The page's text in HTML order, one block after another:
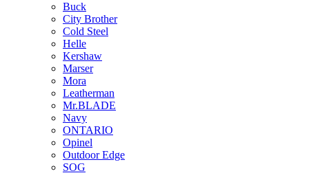
Buck
City Brother
Cold Steel
Helle
Kershaw
Marser
Mora
Leatherman
Mr.BLADE
Navy
ONTARIO
Opinel
Outdoor Edge
SOG